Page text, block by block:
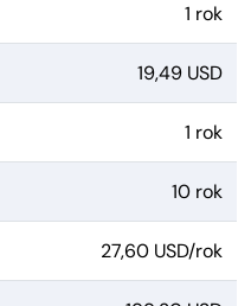
1 rok
19,49 USD
1 rok
10 rok
27,60 USD/rok